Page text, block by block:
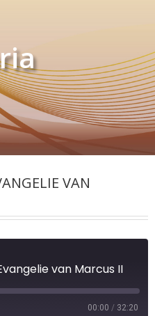
VAN
van Marcus II
00:00 / 32:20